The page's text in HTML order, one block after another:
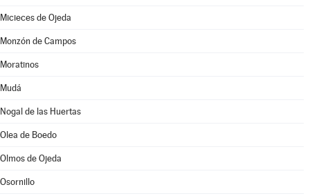
Micieces de Ojeda
Monzón de Campos
Moratinos
Mudá
Nogal de las Huertas
Olea de Boedo
Olmos de Ojeda
Osornillo